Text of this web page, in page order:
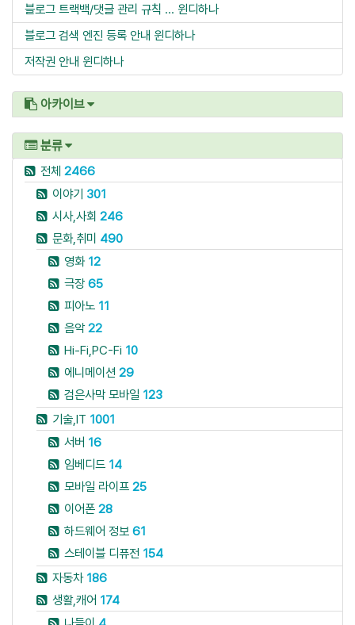
블로그 트랙백/댓글 관리 규칙 ... 윈디하나
블로그 검색 엔진 등록 안내 윈디하나
저작권 안내 윈디하나
아카이브
분류
전체 2466
이야기 301
시사,사회 246
문화,취미 490
영화 12
극장65
피아노 11
음악22
Hi-Fi,PC-Fi 10
에니메이션 29
검은사막 모바일 123
기술,IT 1001
서버 16
임베디드 14
모바일 라이프 25
이어폰 28
하드웨어 정보 61
스테이블 디퓨전 154
자동차 186
생활,캐어 174